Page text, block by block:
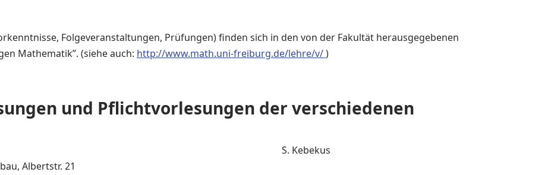
Folgeveranstaltungen, Prüfungen) finden sich in den von der Fakultät herausgegebenen
Mathematik”. (siehe auch: http://www.math.uni-freiburg.de/lehre/v/)
und Pflichtvorlesungen der verschiedenen
S. Kebekus
Albertstr. 21